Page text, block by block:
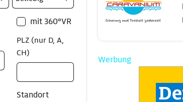
Werbung
mit 360°VR
PLZ (nur D, A,
CH)
Standort